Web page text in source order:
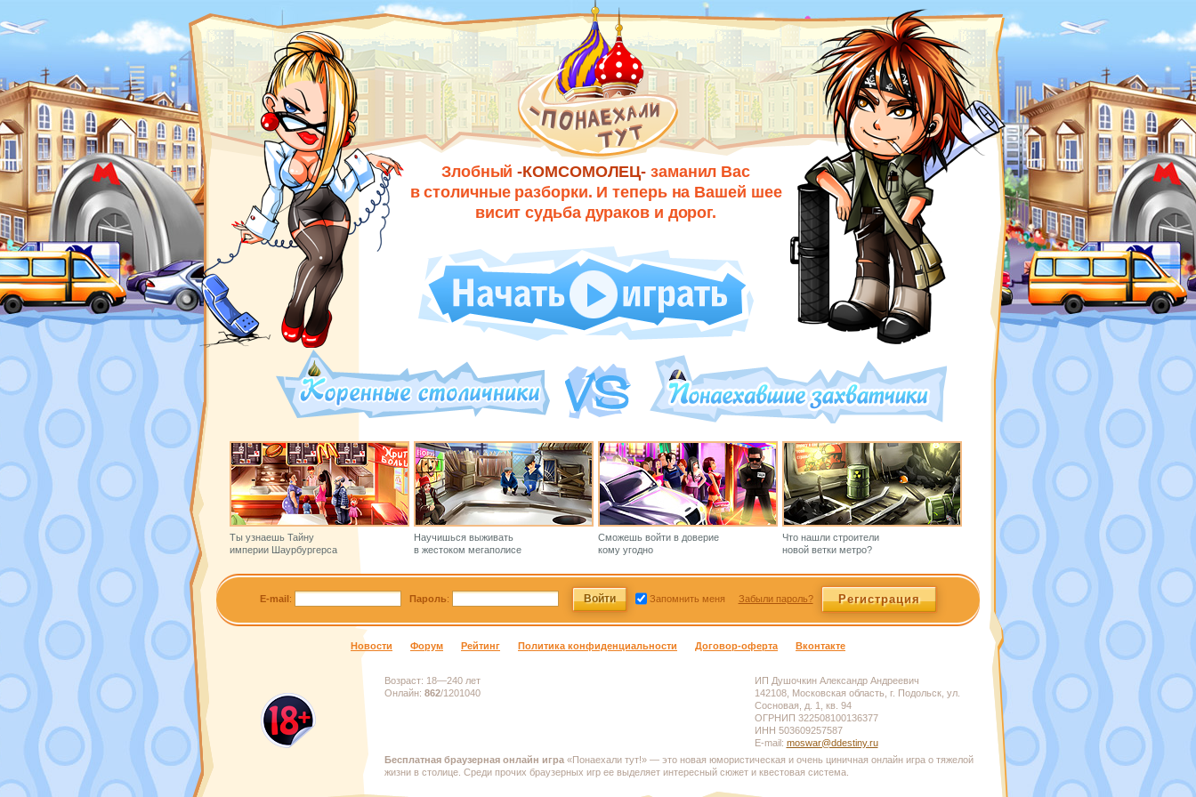
Злобный-КОМСОМОЛЕЦ- заманил Вас
в столичные разборки. И теперь на Вашей шее
висит судьба дураков и дорог.
Ты узнаешь Тайну
империи Шаурбургерса
Научишься выживать
в жестоком мегаполисе
Сможешь войти в доверие
кому угодно
Что нашли строители
новой ветки метро?
E-mail: Пароль: Запомнить меня Забыли пароль? Регистрация
Новости Форум Рейтинг Политика конфиденциальности Договор-оферта Вконтакте
Возраст: 18—240 лет
Онлайн: 862/1201040
ИП Душочкин Александр Андреевич
142108, Московская область, г. Подольск, ул.
Сосновая, д. 1, кв. 94
ОГРНИП 322508100136377
ИНН 503609257587
E-mail: moswar@ddestiny.ru
Бесплатная браузерная онлайн игра«Понаехали тут!» — это новая юмористическая и очень циничная онлайн игра о тяжелой
жизни в столице. Среди прочих браузерных игр ее выделяет интересный сюжет и квестовая система.